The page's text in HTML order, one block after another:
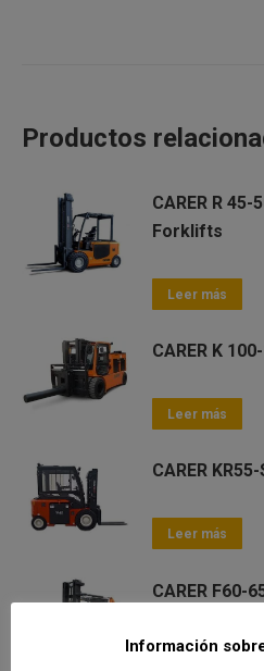
Productos
CARER R
Forklifts
Leer más
CARER K
Leer más
CARER
Leer más
CARER F60-
Información